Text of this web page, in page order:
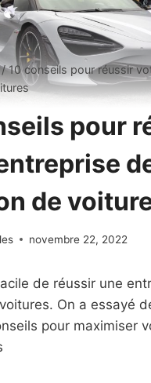
/ 10 conseils pour réussir
pour
de
novembre 22, 2022
de réussir une
On a essayé
pour maximiser